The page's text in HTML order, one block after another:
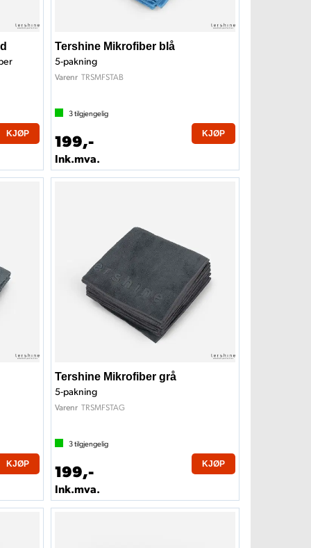
KJØP
Tershine Mikrofiber blå
5-pakning
Varenr TRSMFSTAB
3tilgjengelig
199,-
Ink.mva.
KJØP
KJØP
Tershine Mikrofiber grå
5-pakning
Varenr TRSMFSTAG
3tilgjengelig
199,-
Ink.mva.
KJØP